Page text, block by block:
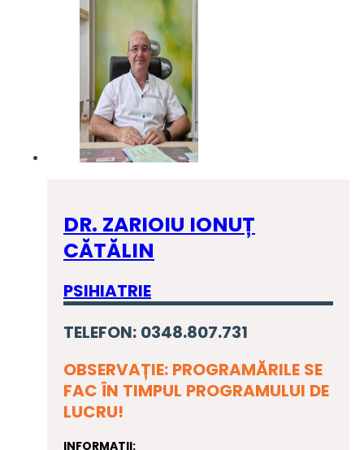
DR. ZARIOIU IONUȚ
CĂTĂLIN
PSIHIATRIE
TELEFON: 0348.807.731
OBSERVAȚIE: PROGRAMĂRILE SE
FAC ÎN TIMPUL PROGRAMULUI DE
LUCRU!
INFORMAȚII: